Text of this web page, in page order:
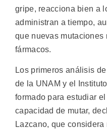
gripe, reacciona bien a
administran a tiempo,
que nuevas mutaciones
fármacos.
Los primeros análisis
de la UNAM y el
formado para estudiar
capacidad de mutar,
Lazcano, que